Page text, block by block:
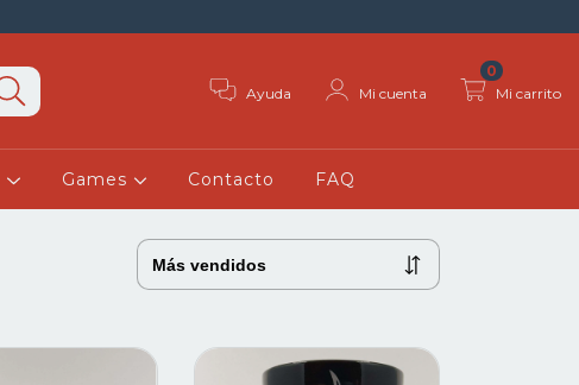
Ayuda Mi cuenta Mi carrito
0
Games Contacto FAQ